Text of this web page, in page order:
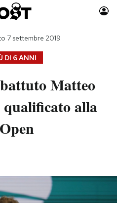
Auto
Moda
Consumismi
Storie/Idee
Altrecose
Mondiali calcio 2026
DI 6 ANNI
7 settembre 2019
Matteo
alla